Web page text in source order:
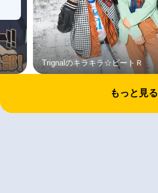
Trignalのキラキラ☆ビートＲ
もっと見る